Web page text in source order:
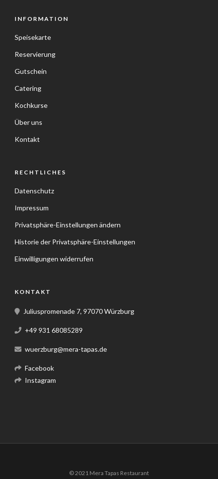
INFORMATION
Speisekarte
Reservierung
Gutschein
Catering
Kochkurse
Über uns
Kontakt
RECHTLICHES
Datenschutz
Impressum
Privatsphäre-Einstellungen ändern
Historie der Privatsphäre-Einstellungen
Einwilligungen widerrufen
KONTAKT
Juliuspromenade 7, 97070 Würzburg
+49 931 68085289
wuerzburg@mera-tapas.de
Facebook
Instagram
© 2021 Mera Tapas Restaurant